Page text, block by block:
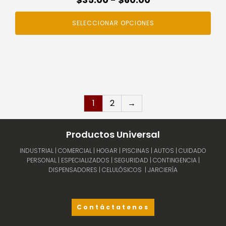
de
precios:
SELECCIONAR OPCIONES
1 2 →
Productos Universal
INDUSTRIAL | COMERCIAL | HOGAR | PISCINAS | AUTOS | CUIDADO
PERSONAL | ESPECIALIZADOS | SEGURIDAD | CONTINGENCIA |
DISPENSADORES | CELULÓSICOS | JARCIERÍA
Contáctatenos